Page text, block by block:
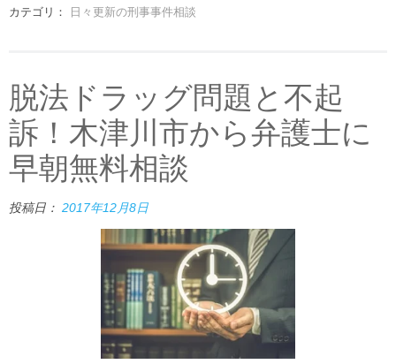
カテゴリ： 日々更新の刑事事件相談
脱法ドラッグ問題と不起
訴！木津川市から弁護士に
早朝無料相談
投稿日： 2017年12月8日